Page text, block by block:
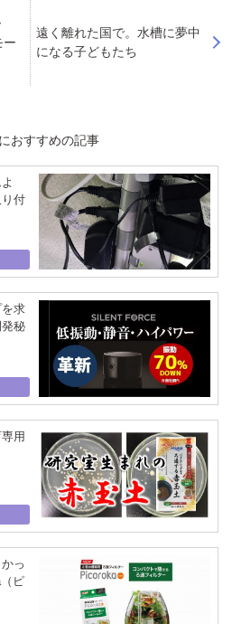
ー
遠く離れた国で。水槽に夢中
になる子どもたち
おすすめの記事
付
を求
秘
用
っ
ピ